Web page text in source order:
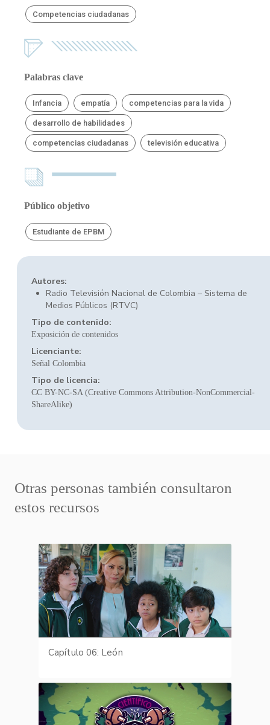
Competencias ciudadanas
Palabras clave
Infancia empatía competencias para la vida
desarrollo de habilidades
competencias ciudadanas televisión educativa
Público objetivo
Estudiante de EPBM
Autores:
Radio Televisión Nacional de Colombia – Sistema de
Medios Públicos (RTVC)
Tipo de contenido:
Exposición de contenidos
Licenciante:
Señal Colombia
Tipo de licencia:
CC BY-NC-SA (Creative Commons Attribution-NonCommercial-
ShareAlike)
Otras personas también consultaron
estos recursos
Capítulo 06: León